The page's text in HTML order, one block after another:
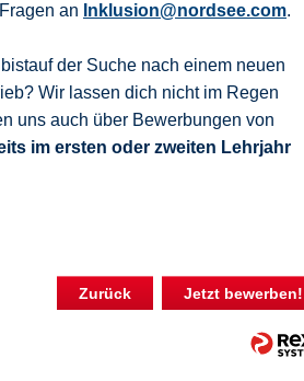
an Inklusion@nordsee.com.
der Suche nach einem neuen
Wir lassen dich nicht im Regen
uns auch über Bewerbungen von
im ersten oder zweiten Lehrjahr
Zurück Jetzt bewerben!